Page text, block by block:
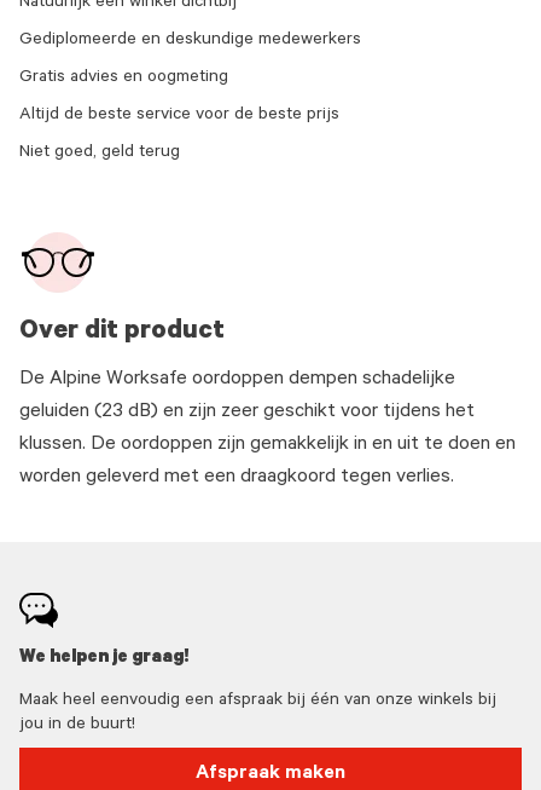
Over dit product
De Alpine Worksafe oordoppen dempen schadelijke
geluiden (23 dB) en zijn zeer geschikt voor tijdens het
klussen. De oordoppen zijn gemakkelijk in en uit te doen en
worden geleverd met een draagkoord tegen verlies.
Gediplomeerde en deskundige medewerkers
Gratis advies en oogmeting
Altijd de beste service voor de beste prijs
Niet goed, geld terug
We helpen je graag!
Maak heel eenvoudig een afspraak bij één van onze winkels bij
jou in de buurt!
Afspraak maken